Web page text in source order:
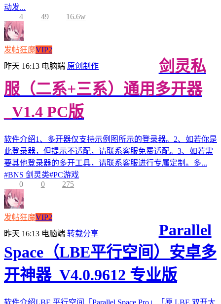
动发...
4
49 16.6w
发帖狂魔VIP2
昨天 16:13 电脑端 原创制作
剑灵私
服（二系+三系）通用多开器
_V1.4 PC版
软件介绍1、多开器仅支持示例图所示的登录器。2、如若你是
此登录器，但提示不适配，请联系客服免费适配。3、如若需
要其他登录器的多开工具，请联系客服进行专属定制。多...
#BNS 剑灵类#PC游戏
0
0 275
发帖狂魔VIP2
昨天 16:13 电脑端 转载分享
Parallel
Space（LBE平行空间）安卓多
开神器_V4.0.9612 专业版
软件介绍LBE 平行空间「Parallel Space Pro」「原 LBE 双开大